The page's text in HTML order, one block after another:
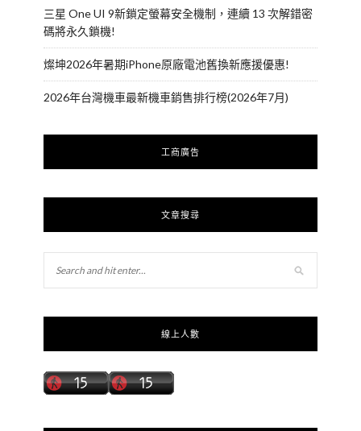
三星 One UI 9新鎖定螢幕安全機制，連續 13 次解錯密
碼將永久鎖機!
燦坤2026年暑期iPhone原廠電池舊換新應援優惠!
2026年台灣機車最新機車銷售排行榜(2026年7月)
工商廣告
文章搜尋
線上人數